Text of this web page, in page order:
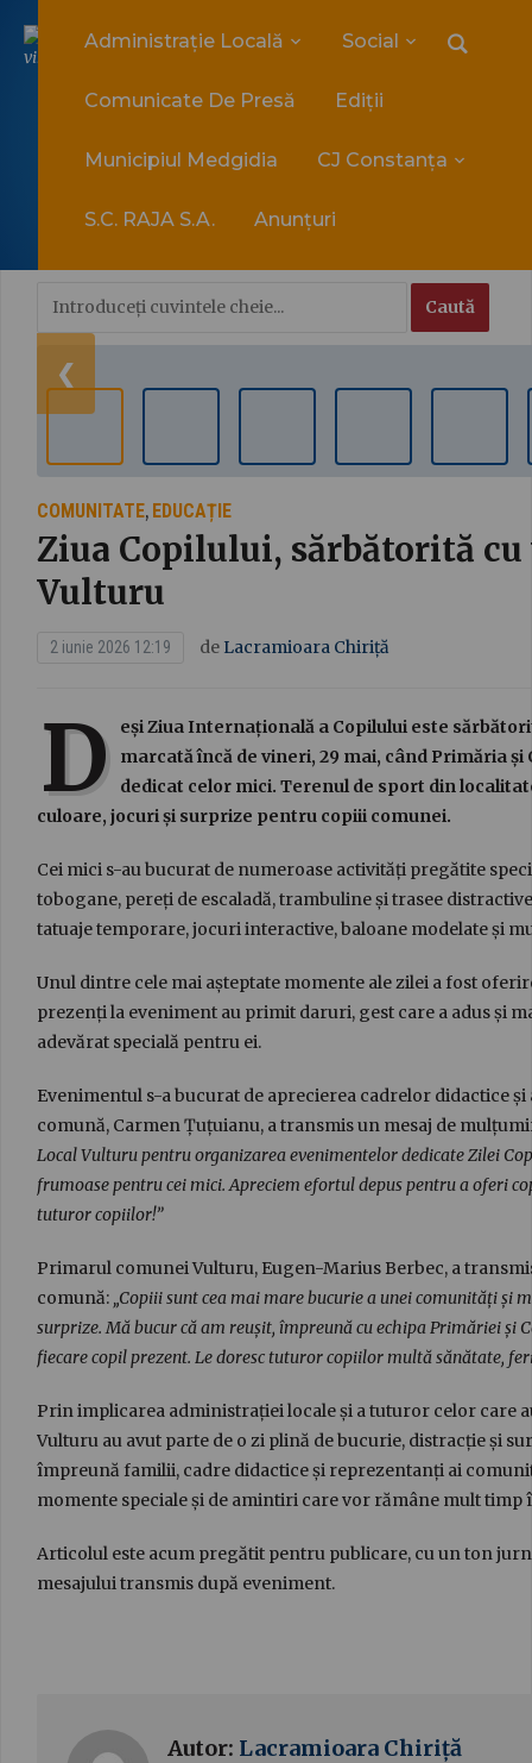
vineri, 7 august 2026
Administrație Locală Social
Comunicate De Presă Ediții
Municipiul Medgidia CJ Constanța
S.C. RAJA S.A. Anunțuri
❮
COMUNITATE, EDUCAȚIE
Ziua Copilului, sărbătorită
Vulturu
2 iunie 2026 12:19 de Lacramioara Chiriță
D
eși Ziua Internațională a Copilului este
marcată încă de vineri, 29 mai, când Primăria
dedicat celor mici. Terenul de sport din
culoare, jocuri și surprize pentru copiii comunei.
Cei mici s-au bucurat de numeroase activități pregătite
tobogane, pereți de escaladă, trambuline și trasee
tatuaje temporare, jocuri interactive, baloane modelate și
Unul dintre cele mai așteptate momente ale zilei a fost
prezenți la eveniment au primit daruri, gest care a adus și
adevărat specială pentru ei.
Evenimentul s-a bucurat de aprecierea cadrelor didactice
comună, Carmen Țuțuianu, a transmis un mesaj de
Local Vulturu pentru organizarea evenimentelor dedicate Zilei
frumoase pentru cei mici. Apreciem efortul depus pentru a oferi
tuturor copiilor!”
Primarul comunei Vulturu, Eugen-Marius Berbec, a
comună: „Copiii sunt cea mai mare bucurie a unei comunități și
surprize. Mă bucur că am reușit, împreună cu echipa Primăriei
fiecare copil prezent. Le doresc tuturor copiilor multă sănătate,
Prin implicarea administrației locale și a tuturor celor
Vulturu au avut parte de o zi plină de bucurie, distracție și
împreună familii, cadre didactice și reprezentanți ai
momente speciale și de amintiri care vor rămâne mult timp
Articolul este acum pregătit pentru publicare, cu un ton
mesajului transmis după eveniment.
Autor: Lacramioara Chiriță